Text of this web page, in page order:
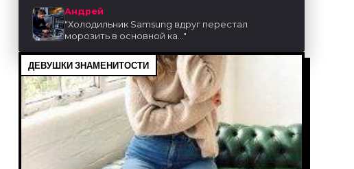
Андрей
"Холодильник Samsung вдруг перестал
морозить в основной ка..."
ДЕВУШКИ ЗНАМЕНИТОСТИ